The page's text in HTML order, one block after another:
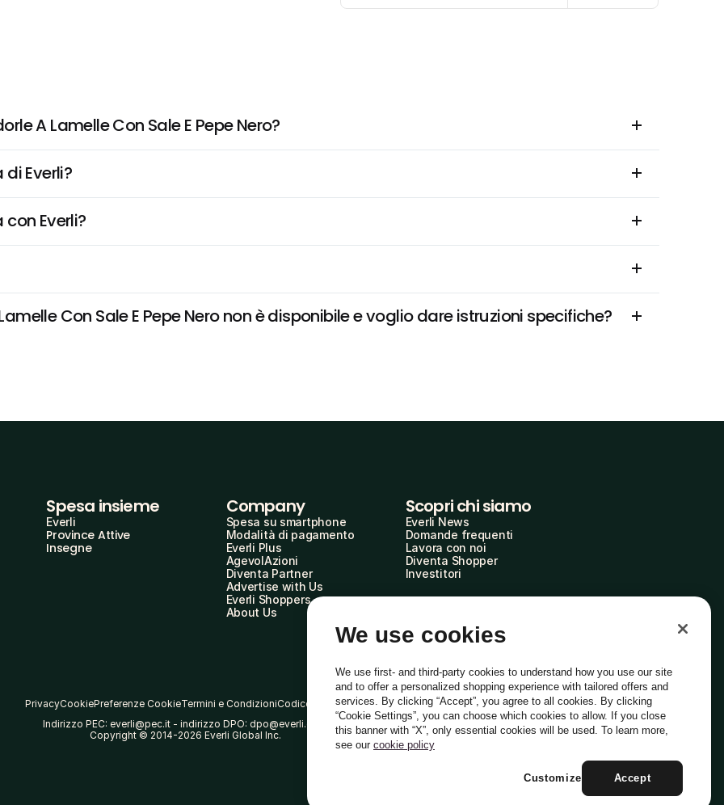
A Lamelle Con Sale E Pepe Nero?
Everli?
Everli?
Con Sale E Pepe Nero non è disponibile e voglio dare istruzioni specifiche?
Spesa insieme
Everli
Province Attive
Insegne
Company
Spesa su smartphone
Modalità di pagamento
Everli Plus
AgevolAzioni
Diventa Partner
Advertise with Us
Everli Shoppers
About Us
Scopri chi siamo
Everli News
Domande frequenti
Lavora con noi
Diventa Shopper
Investitori
PrivacyCookiePreferenze CookieTermini e CondizioniCodice Etico
Indirizzo PEC: everli@pec.it - indirizzo DPO: dpo@everli.com
Copyright © 2014-2026 Everli Global Inc.
Italiano
We use cookies
We use first- and third-party cookies to understand how you use our site
and to offer a personalized shopping experience with tailored offers and
services. By clicking “Accept”, you agree to all cookies. By clicking
“Cookie Settings”, you can choose which cookies to allow. If you close
this banner with “X”, only essential cookies will be used. To learn more,
see our cookie policy
Accept
Customize